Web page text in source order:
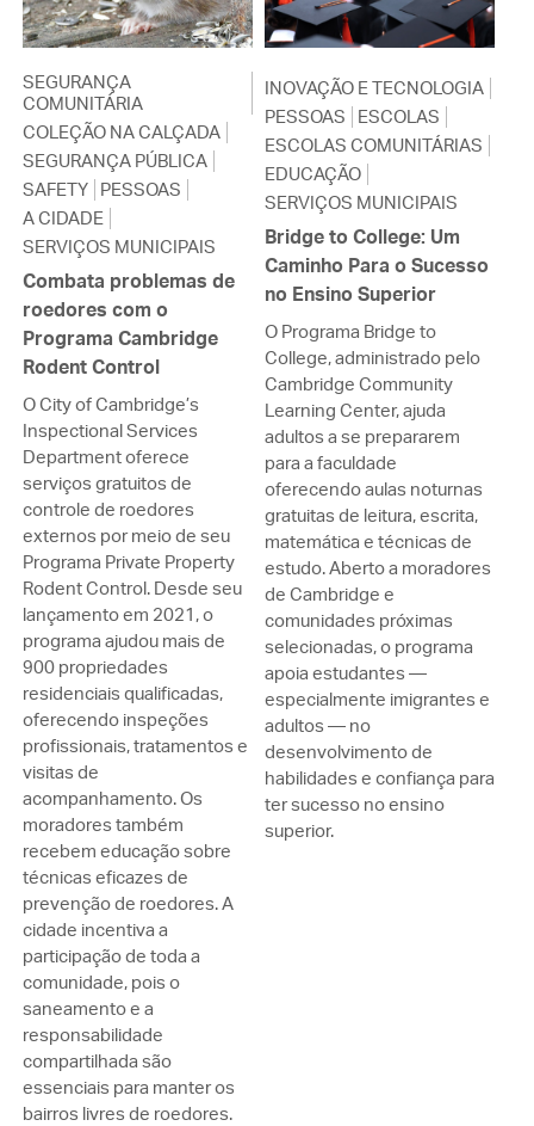
SEGURANÇA
COMUNITÁRIA
COLEÇÃO NA CALÇADA
SEGURANÇA PÚBLICA
SAFETY PESSOAS
A CIDADE
SERVIÇOS MUNICIPAIS
Combata problemas de
roedores com o
Programa Cambridge
Rodent Control
O City of Cambridge’s
Inspectional Services
Department oferece
serviços gratuitos de
controle de roedores
externos por meio de seu
Programa Private Property
Rodent Control. Desde seu
lançamento em 2021, o
programa ajudou mais de
900 propriedades
residenciais qualificadas,
oferecendo inspeções
profissionais, tratamentos e
visitas de
acompanhamento. Os
moradores também
recebem educação sobre
técnicas eficazes de
prevenção de roedores. A
cidade incentiva a
participação de toda a
comunidade, pois o
saneamento e a
responsabilidade
compartilhada são
essenciais para manter os
bairros livres de roedores.
INOVAÇÃO E TECNOLOGIA
PESSOAS
ESCOLAS
ESCOLAS COMUNITÁRIAS
EDUCAÇÃO
SERVIÇOS MUNICIPAIS
Bridge to College: Um
Caminho Para o Sucesso
no Ensino Superior
O Programa Bridge to
College, administrado pelo
Cambridge Community
Learning Center, ajuda
adultos a se prepararem
para a faculdade
oferecendo aulas noturnas
gratuitas de leitura, escrita,
matemática e técnicas de
estudo. Aberto a moradores
de Cambridge e
comunidades próximas
selecionadas, o programa
apoia estudantes —
especialmente imigrantes e
adultos — no
desenvolvimento de
habilidades e confiança para
ter sucesso no ensino
superior.